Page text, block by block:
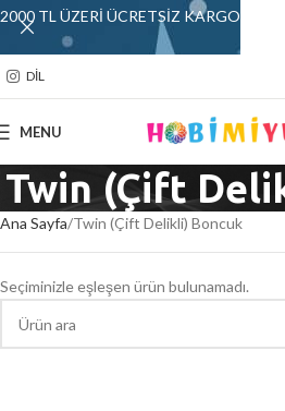
DIL
MENU
Twin (Çift
Ana Sayfa Twin (Çift Delikli) Boncuk
Seçiminizle eşleşen ürün bulunamadı.
2000 TL ÜZERİ ÜCRETSİZ KARGO